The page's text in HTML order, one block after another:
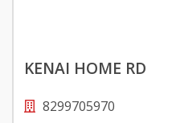
KENAI HOME RD
8299705970